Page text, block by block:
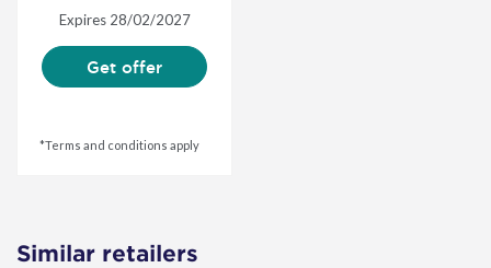
Expires 28/02/2027
*Terms and conditions apply
Get offer
Similar retailers